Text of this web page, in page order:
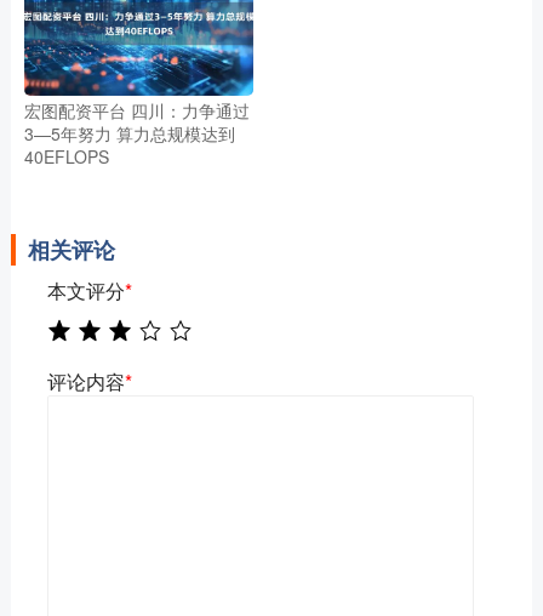
宏图配资平台 四川：力争通过
3—5年努力 算力总规模达到
40EFLOPS
相关评论
本文评分*
评论内容*